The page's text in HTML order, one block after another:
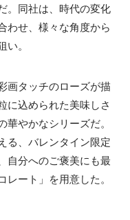
。同社は、時代の変化
わせ、様々な角度から
。
画タッチのローズが描
に込められた美味しさ
やかなシリーズだ。
る、バレンタイン限定
自分へのご褒美にも最
ート」を用意した。